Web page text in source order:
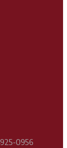
0956